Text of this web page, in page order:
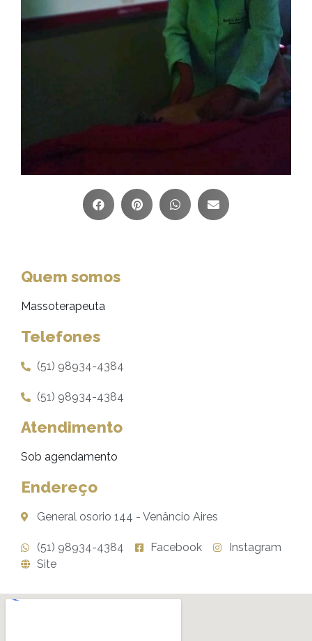
Quem somos
Massoterapeuta
Telefones
(51) 98934-4384
(51) 98934-4384
Atendimento
Sob agendamento
Endereço
General osorio 144 - Venâncio Aires
(51) 98934-4384 Facebook
Instagram
Site